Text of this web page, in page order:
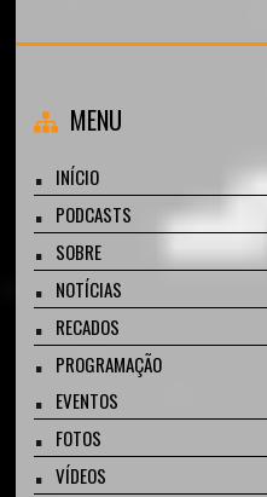
MENU
INÍCIO
PODCASTS
SOBRE
NOTÍCIAS
RECADOS
PROGRAMAÇÃO
EVENTOS
FOTOS
VÍDEOS